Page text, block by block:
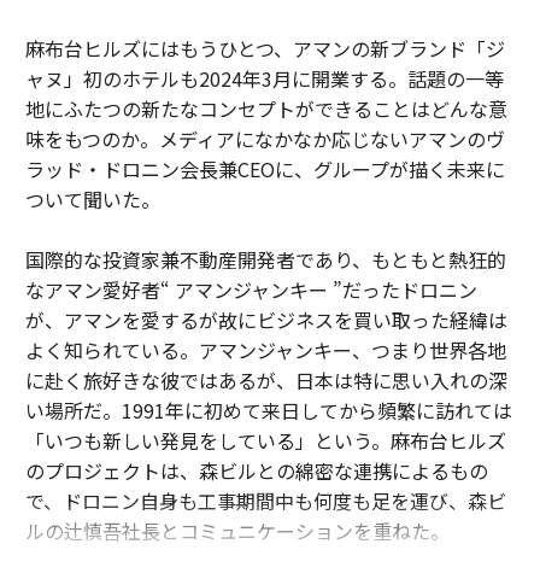
麻布台ヒルズにはもうひとつ、アマンの新ブランド「ジ
ャヌ」初のホテルも2024年3月に開業する。話題の一等
地にふたつの新たなコンセプトができることはどんな意
味をもつのか。メディアになかなか応じないアマンのヴ
ラッド・ドロニン会長兼CEOに、グループが描く未来に
ついて聞いた。
国際的な投資家兼不動産開発者であり、もともと熱狂的
なアマン愛好者“ アマンジャンキー ”だったドロニン
が、アマンを愛するが故にビジネスを買い取った経緯は
よく知られている。アマンジャンキー、つまり世界各地
に赴く旅好きな彼ではあるが、日本は特に思い入れの深
い場所だ。1991年に初めて来日してから頻繁に訪れては
「いつも新しい発見をしている」という。麻布台ヒルズ
のプロジェクトは、森ビルとの綿密な連携によるもの
で、ドロニン自身も工事期間中も何度も足を運び、森ビ
ルの辻慎吾社長とコミュニケーションを重ねた。